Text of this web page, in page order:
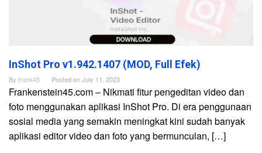
InShot Pro v1.942.1407 (MOD, Full Efek)
By frank45 Posted onJuly 11, 2023
Frankenstein45.com – Nikmati fitur pengeditan video dan
foto menggunakan aplikasi InShot Pro. Di era penggunaan
sosial media yang semakin meningkat kini sudah banyak
aplikasi editor video dan foto yang bermunculan, […]